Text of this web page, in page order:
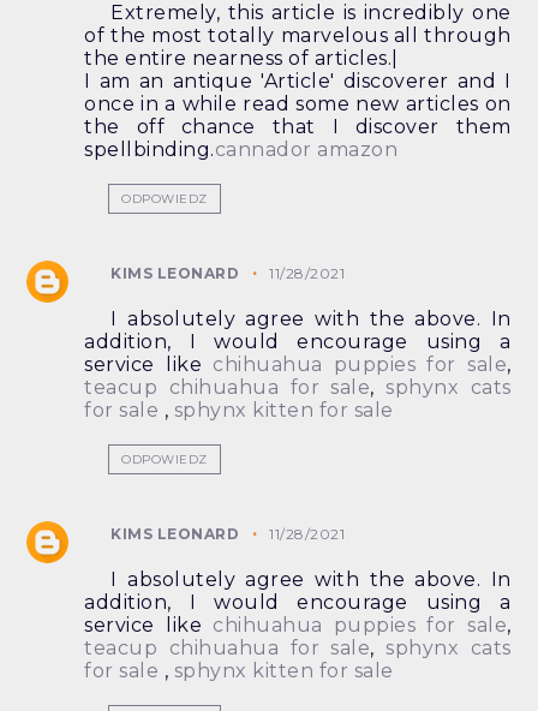
Extremely, this article is incredibly one
of the most totally marvelous all through
the entire nearness of articles.|
I am an antique 'Article' discoverer and I
once in a while read some new articles on
the off chance that I discover them
spellbinding.cannador amazon
ODPOWIEDZ
KIMS LEONARD 11/28/2021
I absolutely agree with the above. In
addition, I would encourage using a
service like chihuahua puppies for sale,
teacup chihuahua for sale,sphynx cats
for sale , sphynx kitten for sale
ODPOWIEDZ
KIMS LEONARD 11/28/2021
I absolutely agree with the above. In
addition, I would encourage using a
service like chihuahua puppies for sale,
teacup chihuahua for sale,sphynx cats
for sale , sphynx kitten for sale